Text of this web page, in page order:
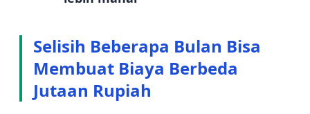
Selisih Beberapa Bulan Bisa
Membuat Biaya Berbeda
Jutaan Rupiah